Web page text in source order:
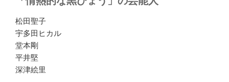
松田聖子
宇多田ヒカル
堂本剛
平井堅
深津絵里